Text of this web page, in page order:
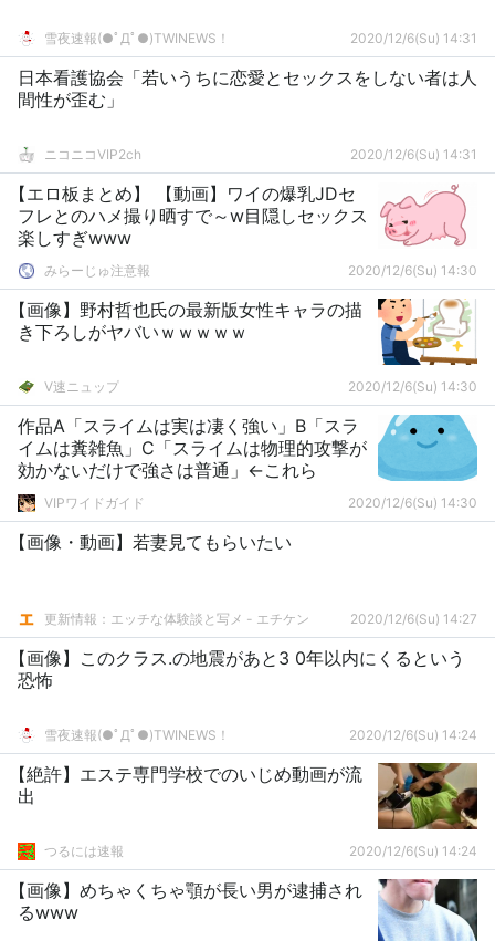
雪夜速報(●ﾟДﾟ●)TWINEWS！ 2020/12/6(Su) 14:31
日本看護協会「若いうちに恋愛とセックスをしない者は人
間性が歪む」
ニコニコVIP2ch 2020/12/6(Su) 14:31
【エロ板まとめ】 【動画】ワイの爆乳JDセ
フレとのハメ撮り晒すで～w目隠しセックス
楽しすぎwww
みらーじゅ注意報 2020/12/6(Su) 14:30
【画像】野村哲也氏の最新版女性キャラの描
き下ろしがヤバいｗｗｗｗｗ
V速ニュップ 2020/12/6(Su) 14:30
作品A「スライムは実は凄く強い」B「スラ
イムは糞雑魚」C「スライムは物理的攻撃が
効かないだけで強さは普通」←これら
VIPワイドガイド 2020/12/6(Su) 14:30
【画像・動画】若妻見てもらいたい
更新情報：エッチな体験談と写メ - エチケン 2020/12/6(Su) 14:27
【画像】このクラス.の地震があと3 0年以内にくるという
恐怖
雪夜速報(●ﾟДﾟ●)TWINEWS！ 2020/12/6(Su) 14:24
【絶許】エステ専門学校でのいじめ動画が流
出
つるには速報 2020/12/6(Su) 14:24
【画像】めちゃくちゃ顎が長い男が逮捕され
るwww